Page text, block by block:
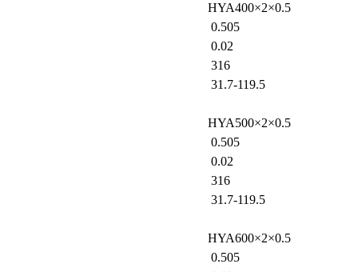
HYA400×2×0.5
0.505
0.02
316
31.7-119.5
HYA500×2×0.5
0.505
0.02
316
31.7-119.5
HYA600×2×0.5
0.505